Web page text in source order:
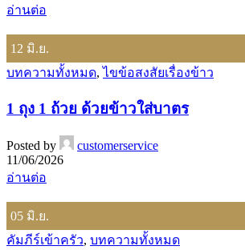
อ่านต่อ
12 มิ.ย.
บทความทั้งหมด,ไขข้อสงสัยเรื่องข้าว
1 ถุง 1 ถ้วย ด้วยข้าวใส่บาตร
Posted by
customerservice
11/06/2026
อ่านต่อ
05 มิ.ย.
คัมภีร์เข้าครัว, บทความทั้งหมด